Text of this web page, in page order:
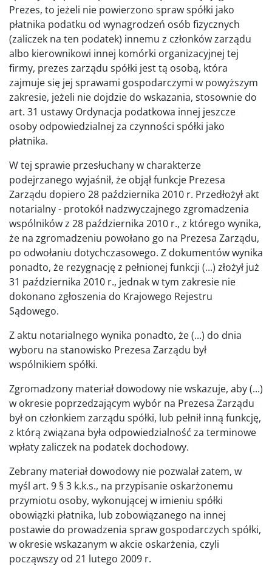
Prezes, to jeżeli nie powierzono spraw spółki jako
płatnika podatku od wynagrodzeń osób fizycznych
(zaliczek na ten podatek) innemu z członków zarządu
albo kierownikowi innej komórki organizacyjnej tej
firmy, prezes zarządu spółki jest tą osobą, która
zajmuje się jej sprawami gospodarczymi w powyższym
zakresie, jeżeli nie dojdzie do wskazania, stosownie do
art. 31 ustawy Ordynacja podatkowa innej jeszcze
osoby odpowiedzialnej za czynności spółki jako
płatnika.
W tej sprawie przesłuchany w charakterze
podejrzanego wyjaśnił, że objął funkcje Prezesa
Zarządu dopiero 28 października 2010 r. Przedłożył akt
notarialny - protokół nadzwyczajnego zgromadzenia
wspólników z 28 października 2010 r., z którego wynika,
że na zgromadzeniu powołano go na Prezesa Zarządu,
po odwołaniu dotychczasowego. Z dokumentów wynika
ponadto, że rezygnację z pełnionej funkcji (...) złożył już
31 października 2010 r., jednak w tym zakresie nie
dokonano zgłoszenia do Krajowego Rejestru
Sądowego.
Z aktu notarialnego wynika ponadto, że (...) do dnia
wyboru na stanowisko Prezesa Zarządu był
wspólnikiem spółki.
Zgromadzony materiał dowodowy nie wskazuje, aby (...)
w okresie poprzedzającym wybór na Prezesa Zarządu
był on członkiem zarządu spółki, lub pełnił inną funkcję,
z którą związana była odpowiedzialność za terminowe
wpłaty zaliczek na podatek dochodowy.
Zebrany materiał dowodowy nie pozwalał zatem, w
myśl art. 9 § 3 k.k.s., na przypisanie oskarżonemu
przymiotu osoby, wykonującej w imieniu spółki
obowiązki płatnika, lub zobowiązanego na innej
postawie do prowadzenia spraw gospodarczych spółki,
w okresie wskazanym w akcie oskarżenia, czyli
począwszy od 21 lutego 2009 r.